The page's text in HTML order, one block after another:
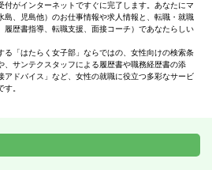
付がインターネットですぐに完了します。あなたにマ
島、児島他）のお仕事情報や求人情報と、転職・就職
履歴書指導、転職支援、面接コーチ）であなたらしい
る「はたらく女子部」ならではの、女性向けの検索条
、サンテクスタッフによる履歴書や職務経歴書の添
アドバイス」など、女性の就職に役立つ多彩なサービ
。